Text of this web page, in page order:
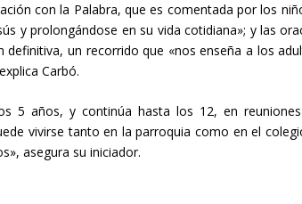
con la Palabra, que es comentada por los
y prolongándose en su vida cotidiana»; y las
definitiva, un recorrido que «nos enseña a los
Carbó.
5 años, y continúa hasta los 12, en
vivirse tanto en la parroquia como en el
asegura su iniciador.